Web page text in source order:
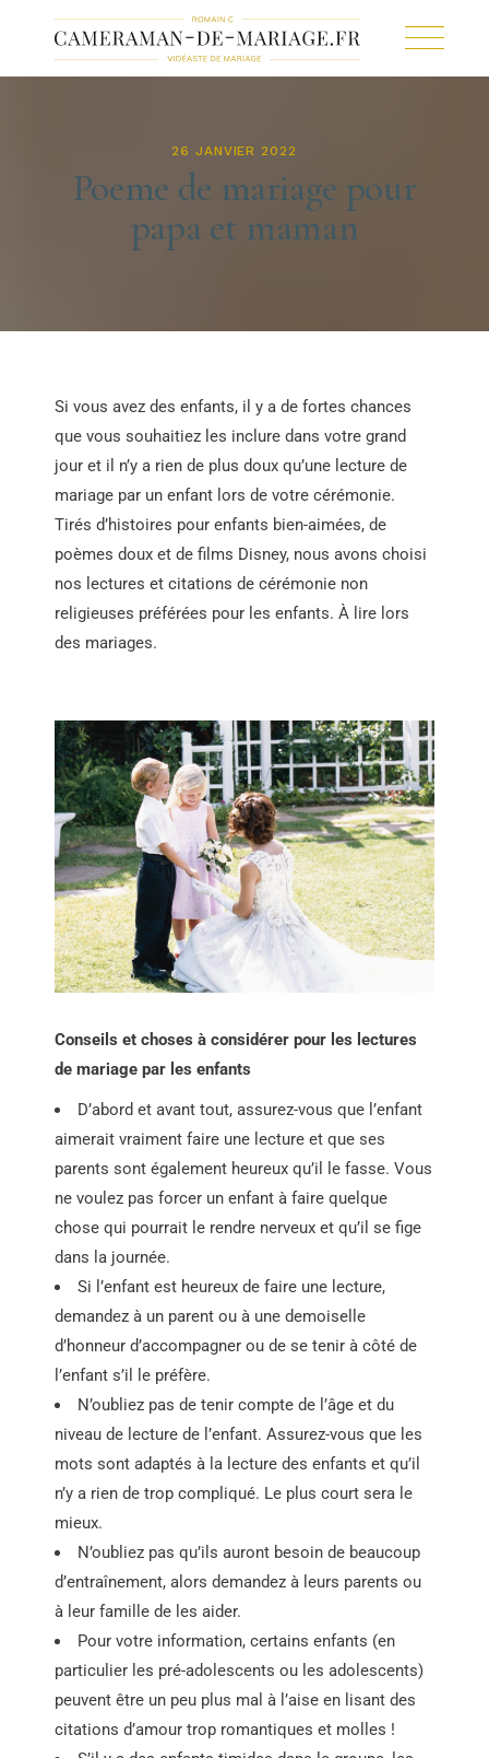
26 JANVIER 2022
Poeme de mariage pour
papa et maman
Si vous avez des enfants, il y a de fortes chances
que vous souhaitiez les inclure dans votre grand
jour et il n’y a rien de plus doux qu’une lecture de
mariage par un enfant lors de votre cérémonie.
Tirés d’histoires pour enfants bien-aimées, de
poèmes doux et de films Disney, nous avons choisi
nos lectures et citations de cérémonie non
religieuses préférées pour les enfants. À lire lors
des mariages.
Conseils et choses à considérer pour les lectures
de mariage par les enfants
D’abord et avant tout, assurez-vous que l’enfant
aimerait vraiment faire une lecture et que ses
parents sont également heureux qu’il le fasse. Vous
ne voulez pas forcer un enfant à faire quelque
chose qui pourrait le rendre nerveux et qu’il se fige
dans la journée.
Si l’enfant est heureux de faire une lecture,
demandez à un parent ou à une demoiselle
d’honneur d’accompagner ou de se tenir à côté de
l’enfant s’il le préfère.
N’oubliez pas de tenir compte de l’âge et du
niveau de lecture de l’enfant. Assurez-vous que les
mots sont adaptés à la lecture des enfants et qu’il
n’y a rien de trop compliqué. Le plus court sera le
mieux.
N’oubliez pas qu’ils auront besoin de beaucoup
d’entraînement, alors demandez à leurs parents ou
à leur famille de les aider.
Pour votre information, certains enfants (en
particulier les pré-adolescents ou les adolescents)
peuvent être un peu plus mal à l’aise en lisant des
citations d’amour trop romantiques et molles !